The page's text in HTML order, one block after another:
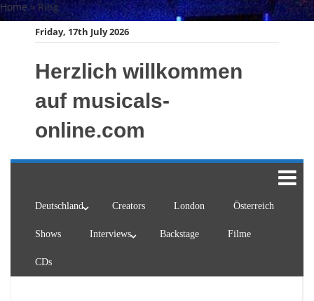
Skip
to
Home» Ring
Friday, 17th July 2026
Herzlich willkommen
auf musicals-
online.com
Deutschland Creators London Österreich
Shows Interviews Backstage Filme
CDs